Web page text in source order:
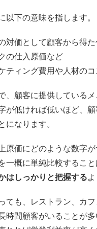
以下の意味を指します。
対価として顧客から得
の仕入原価など
ティング費用や人材のコ
、顧客に提供している
が低ければ低いほど、
になります。
原価にどのような数字
一概に単純比較すること
はしっかりと把握する
ても、レストラン、カ
時間顧客がいることが